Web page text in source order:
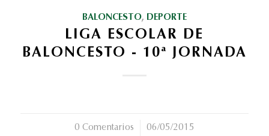
BALONCESTO, DEPORTE
LIGA ESCOLAR DE
BALONCESTO - 10ª JORNADA
0 Comentarios
/ 06/05/2015